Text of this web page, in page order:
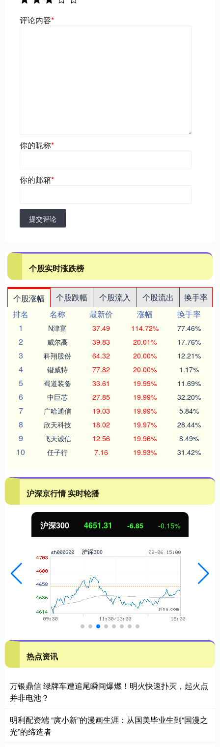
评论内容*
你的昵称*
你的邮箱*
提交评论
个股实时涨跌榜
个股涨幅 个股跌幅 个股流入 个股流出
换手率
排名
名称 最新价 涨幅
换手率
1
N津富 37.49 114.72% 77.46%
2 威尔高 39.83 20.01% 17.76%
3 科翔股份 64.32 20.00% 12.21%
4 锴威特 77.82 20.00% 1.17%
5 蜀道装备 33.61 19.99% 11.69%
6 中巨芯 27.85 19.99% 32.20%
7 广哈通信 19.03 19.99% 5.84%
8 欣天科技 18.02 19.97% 28.44%
9 飞天诚信 12.56 19.96% 8.49%
10 任子行 7.16 19.93% 31.42%
沪深京行情 实时轮播
沪深300 4651.31 -6.85 -0.15%
热点资讯
万银鼎信 绿牌车遭追尾瞬间爆燃！明火快速扑灭，起火点
并非电池？
明利配资端 “庹小新”的漫画生涯：从国美毕业生到“国漫之
光”的缔造者